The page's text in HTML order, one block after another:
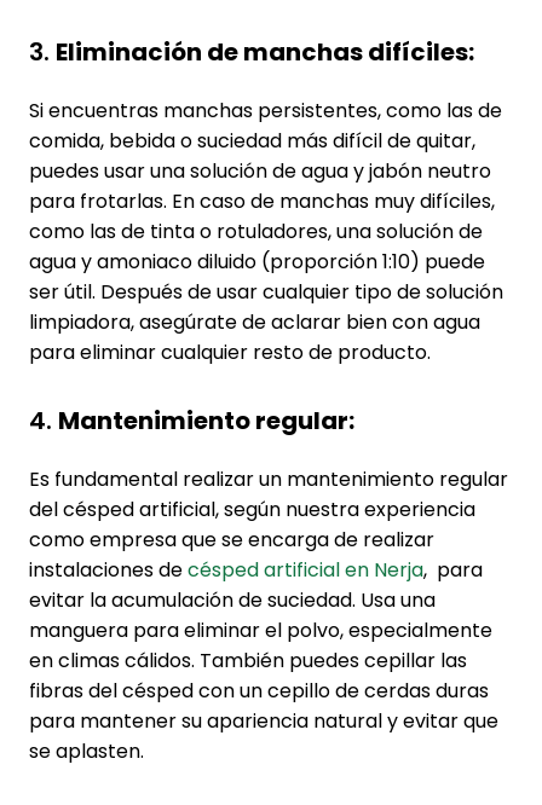
3. Eliminación de manchas difíciles:
Si encuentras manchas persistentes, como las de
comida, bebida o suciedad más difícil de quitar,
puedes usar una solución de agua y jabón neutro
para frotarlas. En caso de manchas muy difíciles,
como las de tinta o rotuladores, una solución de
agua y amoniaco diluido (proporción 1:10) puede
ser útil. Después de usar cualquier tipo de solución
limpiadora, asegúrate de aclarar bien con agua
para eliminar cualquier resto de producto.
4. Mantenimiento regular:
Es fundamental realizar un mantenimiento regular
del césped artificial, según nuestra experiencia
como empresa que se encarga de realizar
instalaciones decésped artificial en Nerja, para
evitar la acumulación de suciedad. Usa una
manguera para eliminar el polvo, especialmente
en climas cálidos. También puedes cepillar las
fibras del césped con un cepillo de cerdas duras
para mantener su apariencia natural y evitar que
se aplasten.